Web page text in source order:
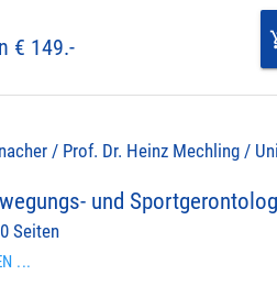
€ 149.-
/ Prof. Dr. Heinz Mechling /
und
Seiten
...